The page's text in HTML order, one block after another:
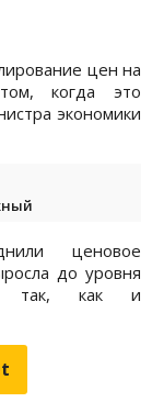
цен на
когда это
экономики
ценовое
до уровня
так, как и